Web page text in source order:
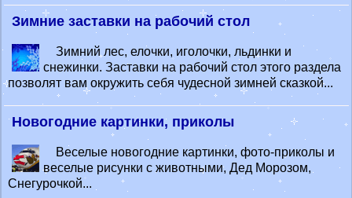
Зимние заставки на рабочий стол
Зимний лес, елочки, иголочки, льдинки и
снежинки. Заставки на рабочий стол этого раздела
позволят вам окружить себя чудесной зимней сказкой...
Новогодние картинки, приколы
Веселые новогодние картинки, фото-приколы и
веселые рисунки с животными, Дед Морозом,
Снегурочкой...